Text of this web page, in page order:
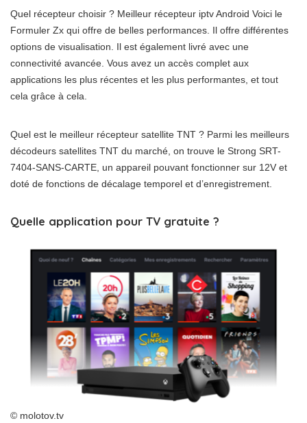
Quel récepteur choisir ? Meilleur récepteur iptv Android Voici le
Formuler Zx qui offre de belles performances. Il offre différentes
options de visualisation. Il est également livré avec une
connectivité avancée. Vous avez un accès complet aux
applications les plus récentes et les plus performantes, et tout
cela grâce à cela.
Quel est le meilleur récepteur satellite TNT ? Parmi les meilleurs
décodeurs satellites TNT du marché, on trouve le Strong SRT-
7404-SANS-CARTE, un appareil pouvant fonctionner sur 12V et
doté de fonctions de décalage temporel et d’enregistrement.
Quelle application pour TV gratuite ?
© molotov.tv